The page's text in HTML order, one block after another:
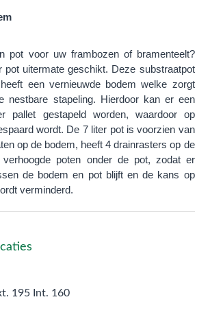
pot voor uw frambozen of bramenteelt?
pot uitermate geschikt. Deze substraatpot
een vernieuwde bodem welke zorgt
nestbare stapeling. Hierdoor kan er een
pallet gestapeld worden, waardoor op
wordt. De 7 liter pot is voorzien van
op de bodem, heeft 4 drainrasters op de
verhoogde poten onder de pot, zodat er
de bodem en pot blijft en de kans op
verminderd.
195 Int. 160